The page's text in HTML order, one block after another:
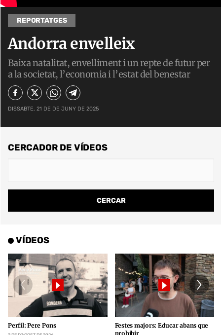
REPORTATGES
Andorra envelleix
Baixa natalitat, envelliment i un repte de futur per
a la societat, l’economia i l’estat del benestar
DISSABTE, 21 DE DE JUNY DE 2025
CERCADOR DE VÍDEOS
VÍDEOS
Perfil: Pere Pons
Festes majors: Educar abans que
prohibir